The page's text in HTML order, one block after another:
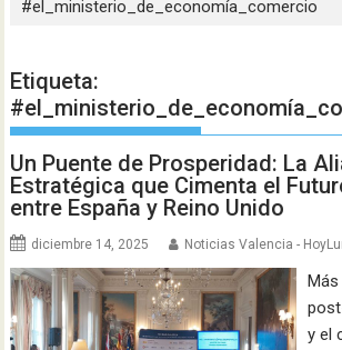
#el_ministerio_de_economía_comercio
Etiqueta:
Un Puente de Prosperidad: La
Estratégica que Cimenta el
entre España y Reino Unido
diciembre 14, 2025 Noticias Valencia -
y el